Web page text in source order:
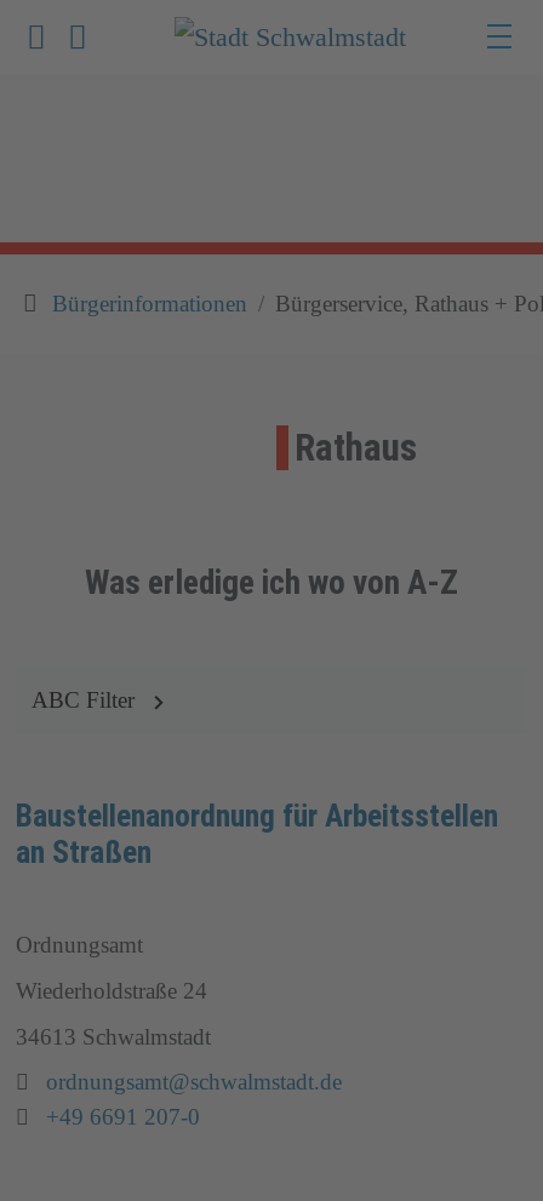
Werkzeuge zur Barrierefreiheit öffnen
Suche
Bürgerinformationen Bürgerservice, Rathaus +
Rathaus
Was erledige ich wo von A-Z
ABC Filter
Baustellenanordnung für Arbeitsstellen
an Straßen
Ordnungsamt
Wiederholdstraße 24
34613 Schwalmstadt
Email:
ordnungsamt@schwalmstadt.de
Telefon:
+49 6691 207-0